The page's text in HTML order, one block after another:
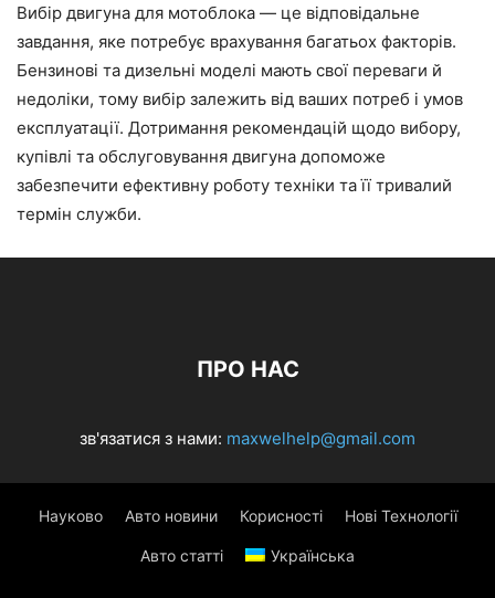
Вибір двигуна для мотоблока — це відповідальне
завдання, яке потребує врахування багатьох факторів.
Бензинові та дизельні моделі мають свої переваги й
недоліки, тому вибір залежить від ваших потреб і умов
експлуатації. Дотримання рекомендацій щодо вибору,
купівлі та обслуговування двигуна допоможе
забезпечити ефективну роботу техніки та її тривалий
термін служби.
ПРО НАС
зв'язатися з нами: maxwelhelp@gmail.com
Науково Авто новини Корисності Нові Технології
Авто статті Українська